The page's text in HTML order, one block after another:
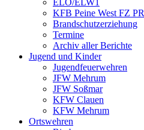
KFB Peine West FZ PR
Brandschutzerziehung
Termine
Archiv aller Berichte
Jugend und Kinder
Jugendfeuerwehren
JFW Mehrum
JFW Soßmar
KFW Clauen
KFW Mehrum
Ortswehren